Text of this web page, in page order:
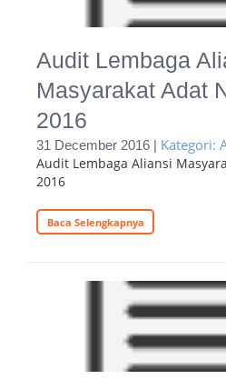
Audit Lembaga
Masyarakat Adat
2016
31 December 2016 | Kategori:
Audit Lembaga Aliansi
2016
Baca Selengkapnya